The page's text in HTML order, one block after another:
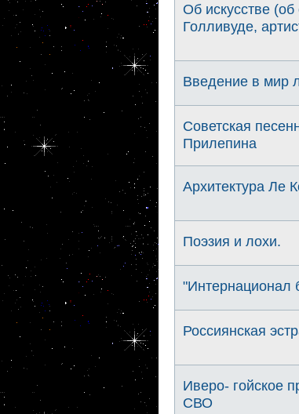
Об искусстве
Голливуде,
Введение в мир
Советская
Прилепина
Архитектура Ле
Поэзия и лохи.
"Интернационал
Россиянская
Иверо- гойское
СВО